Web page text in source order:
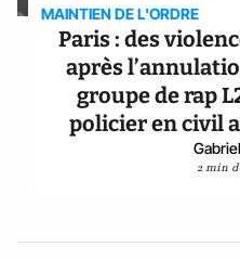
MAINTIEN DE L'ORDRE
Paris : des
après
groupe de rap
policier en civil
2 min